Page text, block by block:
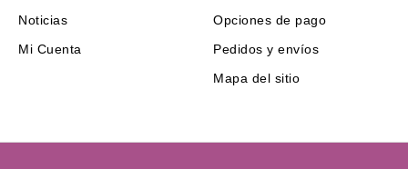
Noticias
Mi Cuenta
Opciones de pago
Pedidos y envíos
Mapa del sitio